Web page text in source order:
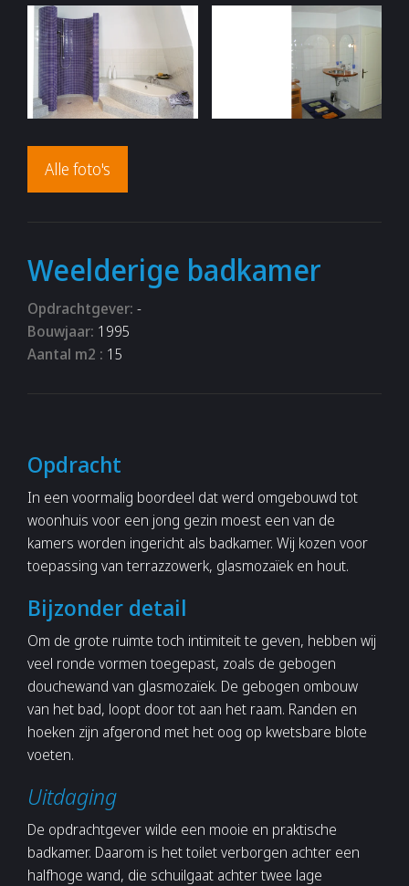
Alle foto's
Weelderige badkamer
Opdrachtgever: -
Bouwjaar: 1995
Aantal m2 : 15
Opdracht
In een voormalig boordeel dat werd omgebouwd tot
woonhuis voor een jong gezin moest een van de
kamers worden ingericht als badkamer. Wij kozen voor
toepassing van terrazzowerk, glasmozaïek en hout.
Bijzonder detail
Om de grote ruimte toch intimiteit te geven, hebben wij
veel ronde vormen toegepast, zoals de gebogen
douchewand van glasmozaïek. De gebogen ombouw
van het bad, loopt door tot aan het raam. Randen en
hoeken zijn afgerond met het oog op kwetsbare blote
voeten.
Uitdaging
De opdrachtgever wilde een mooie en praktische
badkamer. Daarom is het toilet verborgen achter een
halfhoge wand, die schuilgaat achter twee lage